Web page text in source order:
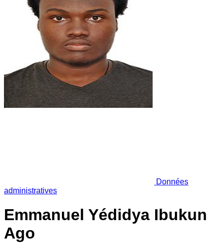
Données
administratives
Emmanuel Yédidya Ibukun
Ago